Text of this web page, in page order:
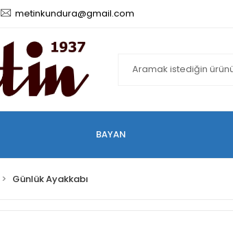
metinkundura@gmail.com
BAYAN
Günlük Ayakkabı